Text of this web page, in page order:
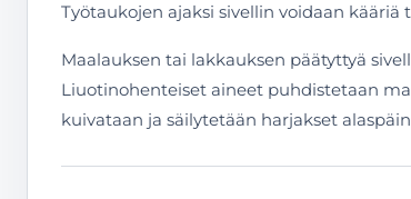
Työtaukojen ajaksi sivellin voidaan
Maalauksen tai lakkauksen päätyttyä
Liuotinohenteiset aineet puhdistetaan
kuivataan ja säilytetään harjakset